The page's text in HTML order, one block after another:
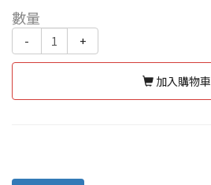
數量
- +
加入購物車